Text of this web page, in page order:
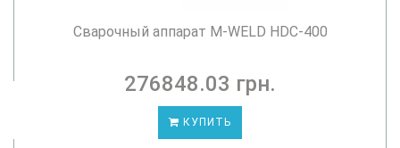
Сварочный аппарат M-WELD HDC-400
276848.03 грн.
КУПИТЬ